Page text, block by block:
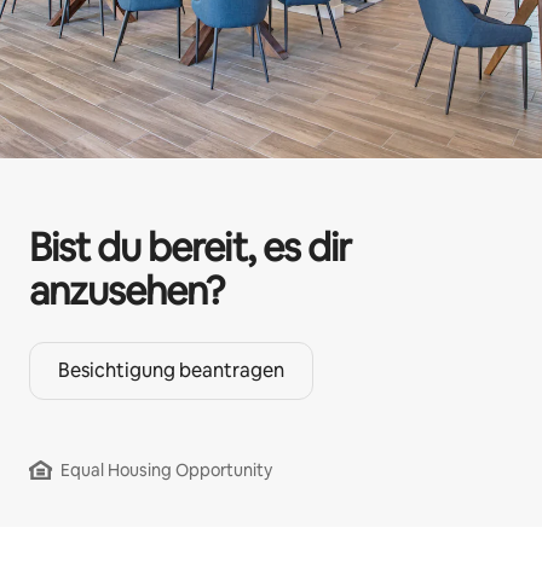
Bist du bereit, es dir
anzusehen?
Besichtigung beantragen
Equal Housing Opportunity